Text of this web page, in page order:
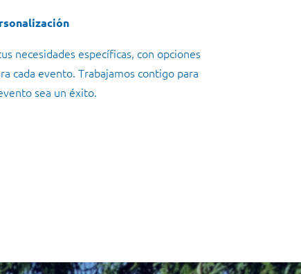
necesidades específicas, con opciones
cada evento. Trabajamos contigo para
sea un éxito.